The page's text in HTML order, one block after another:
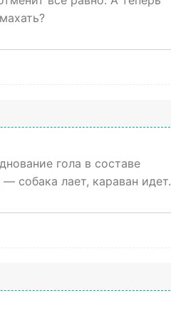
гола в составе
собака лает, караван идет.